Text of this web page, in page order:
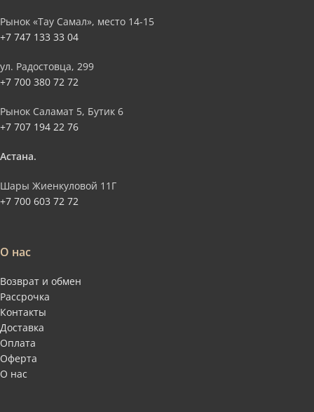
Рынок «Тау Самал», место 14-15
+7 747 133 33 04
ул. Радостовца, 299
+7 700 380 72 72
Рынок Саламат 5, Бутик 6
+7 707 194 22 76
Астана.
Шары Жиенкуловой 11Г
+7 700 603 72 72
О нас
Возврат и обмен
Рассрочка
Контакты
Доставка
Оплата
Оферта
О нас